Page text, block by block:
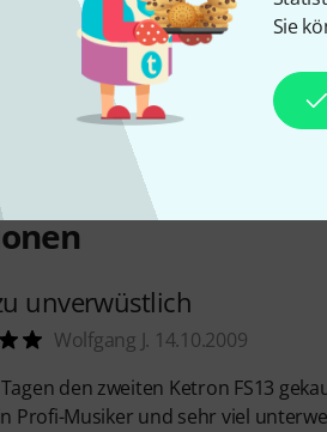
Sie
unverwüstlich
Wolfgang J. 14.10.2009
den zweiten Ketron FS13
Profi-Musiker und sehr viel